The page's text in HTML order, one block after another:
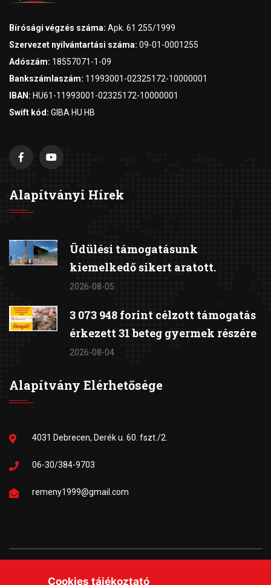
Bírósági végzés száma: Apk. 61 255/1999
Szervezet nyilvántartási száma: 09-01-0001255
Adószám: 18557071-1-09
Bankszámlaszám: 11993001-02325172-10000001
IBAN: HU61-11993001-02325172-10000001
Swift kód: GIBA HU HB
Alapítványi Hírek
Üdülési támogatásunk
kiemelkedő sikert aratott.
2026-08-05
3 073 948 forint célzott támogatás
érkezett 31 beteg gyermek részére
2026-08-04
Alapítvány Elérhetősége
4031 Debrecen, Derék u. 60. fszt./2.
06-30/384-9703
remeny1999@gmail.com
Copyrights © 2026 Remény a Leukémiás Gyermekekért
Cookies tájékoztató